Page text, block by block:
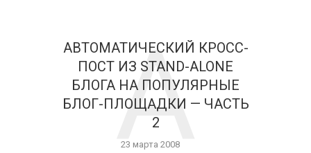
АВТОМАТИЧЕСКИЙ КРОСС-
ПОСТ ИЗ STAND-ALONE
БЛОГА НА ПОПУЛЯРНЫЕ
БЛОГ-ПЛОЩАДКИ — ЧАСТЬ
2
23 марта 2008
А